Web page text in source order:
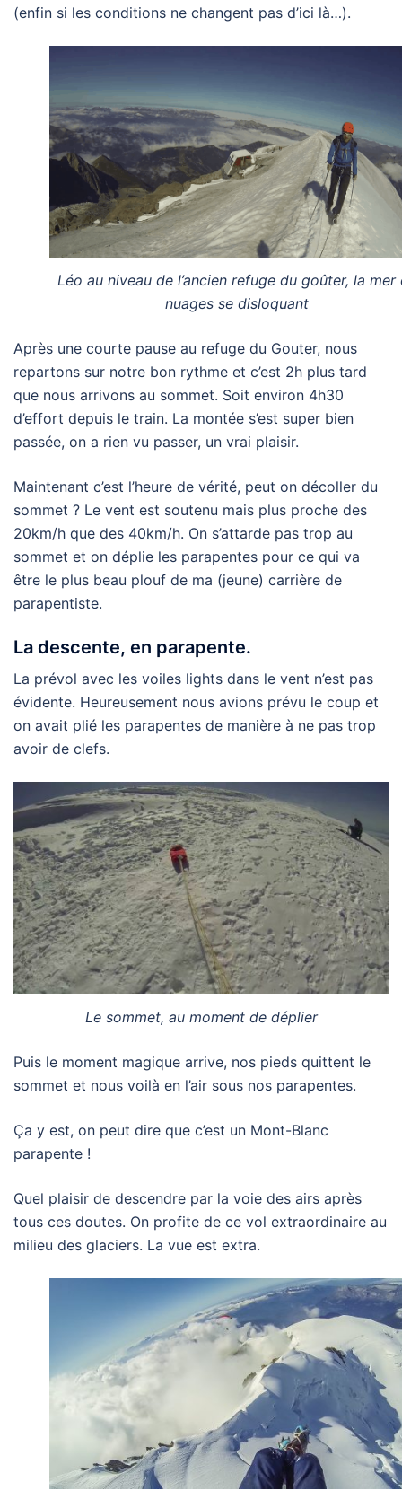
(enfin si les conditions ne changent pas d’ici là…).
Léo au niveau de l’ancien refuge du goûter, la mer
nuages se disloquant
Après une courte pause au refuge du Gouter, nous
repartons sur notre bon rythme et c’est 2h plus tard
que nous arrivons au sommet. Soit environ 4h30
d’effort depuis le train. La montée s’est super bien
passée, on a rien vu passer, un vrai plaisir.
Maintenant c’est l’heure de vérité, peut on décoller du
sommet ? Le vent est soutenu mais plus proche des
20km/h que des 40km/h. On s’attarde pas trop au
sommet et on déplie les parapentes pour ce qui va
être le plus beau plouf de ma (jeune) carrière de
parapentiste.
La descente, en parapente.
La prévol avec les voiles lights dans le vent n’est pas
évidente. Heureusement nous avions prévu le coup et
on avait plié les parapentes de manière à ne pas trop
avoir de clefs.
Le sommet, au moment de déplier
Puis le moment magique arrive, nos pieds quittent le
sommet et nous voilà en l’air sous nos parapentes.
Ça y est, on peut dire que c’est un Mont-Blanc
parapente !
Quel plaisir de descendre par la voie des airs après
tous ces doutes. On profite de ce vol extraordinaire au
milieu des glaciers. La vue est extra.